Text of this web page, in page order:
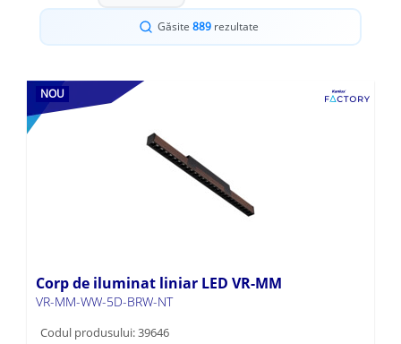
Găsite 889rezultate
NOU
Corp de iluminat liniar LED VR-MM
VR-MM-WW-5D-BRW-NT
Codul produsului: 39646